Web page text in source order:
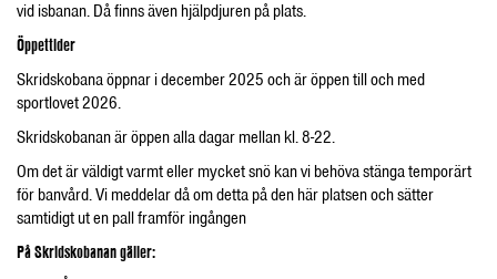
vid isbanan. Då finns även hjälpdjuren på plats.
Öppettider
Skridskobana öppnar i december 2025 och är öppen till och med
sportlovet 2026.
Skridskobanan är öppen alla dagar mellan kl. 8-22.
Om det är väldigt varmt eller mycket snö kan vi behöva stänga temporärt
för banvård. Vi meddelar då om detta på den här platsen och sätter
samtidigt ut en pall framför ingången
På Skridskobanan gäller: